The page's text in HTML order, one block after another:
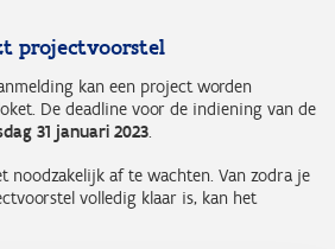
projectvoorstel
kan een project worden
De deadline voor de indiening van de
31 januari 2023.
noodzakelijk af te wachten. Van zodra je
volledig klaar is, kan het